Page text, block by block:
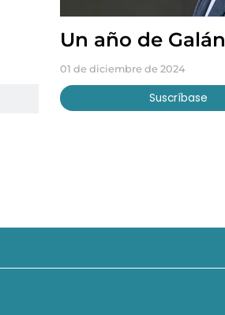
Un año de Galán
01 de diciembre de 2024
Suscríbase